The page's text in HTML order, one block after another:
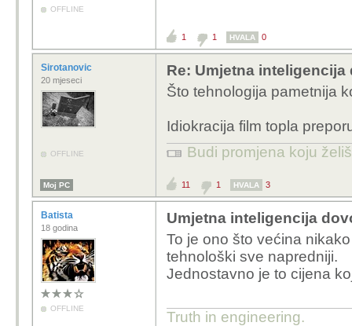
OFFLINE
1 1 HVALA 0
Sirotanovic
20 mjeseci
OFFLINE
Re: Umjetna
Što tehnologija pametnija
Idiokracija film topla
Budi promjena koju
Moj PC 11 1 HVALA 3
Batista
18 godina
OFFLINE
Umjetna inteligencija
To je ono što većina
tehnološki sve napredniji.
Jednostavno je to cijena
Truth in engineering.